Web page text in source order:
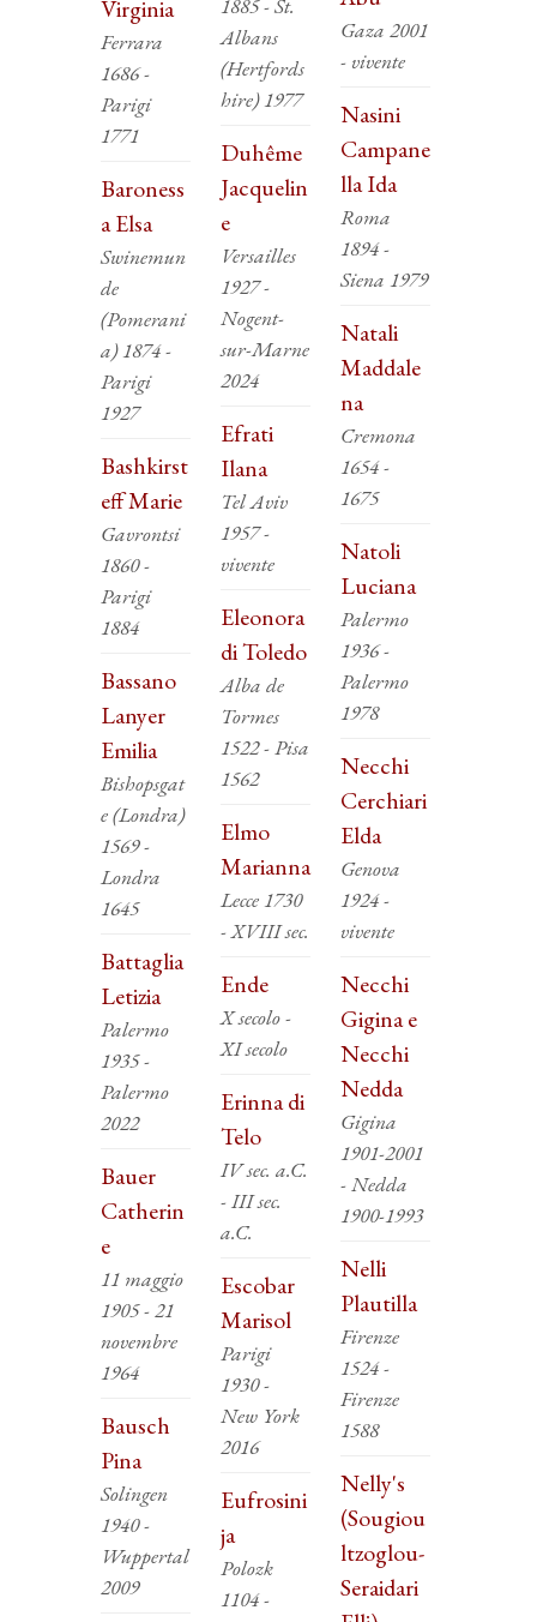
Virginia
Ferrara
1686 -
Parigi
1771
Baroness
a Elsa
Swinemun
de
(Pomerani
a) 1874 -
Parigi
1927
Bashkirst
eff Marie
Gavrontsi
1860 -
Parigi
1884
Bassano
Lanyer
Emilia
Bishopsgat
e (Londra)
1569 -
Londra
1645
Battaglia
Letizia
Palermo
1935 -
Palermo
2022
Bauer
Catherin
e
11 maggio
1905 - 21
novembre
1964
Bausch
Pina
Solingen
1940 -
Wuppertal
2009
Albans
(Hertfords
hire) 1977
Duhême
Jacquelin
e
Versailles
1927 -
Nogent-
sur-Marne
2024
Efrati
Ilana
Tel Aviv
1957 -
vivente
Eleonora
di Toledo
Alba de
Tormes
1522 - Pisa
1562
Elmo
Marianna
Lecce 1730
- XVIII sec.
Ende
X secolo -
XI secolo
Erinna di
Telo
IV sec. a.C.
- III sec.
a.C.
Escobar
Marisol
Parigi
1930 -
New York
2016
Eufrosini
ja
Polozk
1104 -
Gaza 2001
- vivente
Nasini
Campane
lla Ida
Roma
1894 -
Siena 1979
Natali
Maddale
na
Cremona
1654 -
1675
Natoli
Luciana
Palermo
1936 -
Palermo
1978
Necchi
Cerchiari
Elda
Genova
1924 -
vivente
Necchi
Gigina e
Necchi
Nedda
Gigina
1901-2001
- Nedda
1900-1993
Nelli
Plautilla
Firenze
1524 -
Firenze
1588
Nelly's
(Sougiou
ltzoglou-
Seraidari